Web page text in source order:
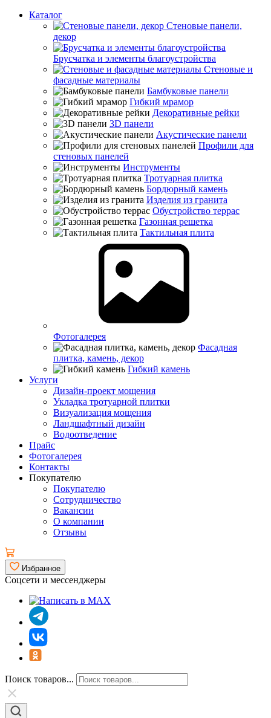
Каталог
Стеновые панели,
декор
Брусчатка и элементы благоустройства
Стеновые и
фасадные материалы
Бамбуковые панели
Гибкий мрамор
Декоративные рейки
3D панели
Акустические панели
Профили для
стеновых панелей
Инструменты
Тротуарная плитка
Бордюрный камень
Изделия из гранита
Обустройство террас
Газонная решетка
Тактильная плита
Фотогалерея
Фасадная
плитка, камень, декор
Гибкий камень
Услуги
Дизайн-проект мощения
Укладка тротуарной плитки
Визуализация мощения
Ландшафтный дизайн
Водоотведение
Прайс
Фотогалерея
Контакты
Покупателю
Покупателю
Сотрудничество
Вакансии
О компании
Отзывы
Избранное
Соцсети и мессенджеры
Поиск товаров...